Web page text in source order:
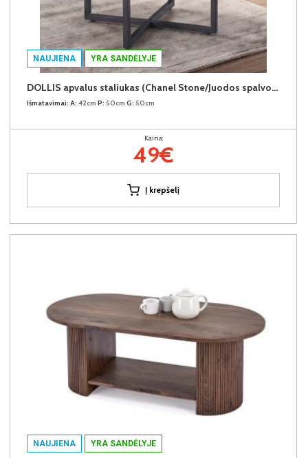
NAUJIENA YRA SANDĖLYJE
DOLLIS apvalus staliukas (Chanel Stone/Juodos spalvos kojos)
Išmatavimai: A: 42cm P: 50cm G: 50cm
Kaina:
49€
Į krepšelį
NAUJIENA YRA SANDĖLYJE